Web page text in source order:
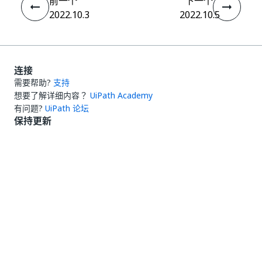
2022.10.3
2022.10.5
连接
需要帮助? 支持
想要了解详细内容？ UiPath Academy
有问题? UiPath 论坛
保持更新